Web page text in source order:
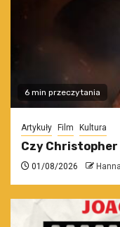
6 min przeczytania
Artykuły Film Kultura
Czy Christopher
01/08/2026